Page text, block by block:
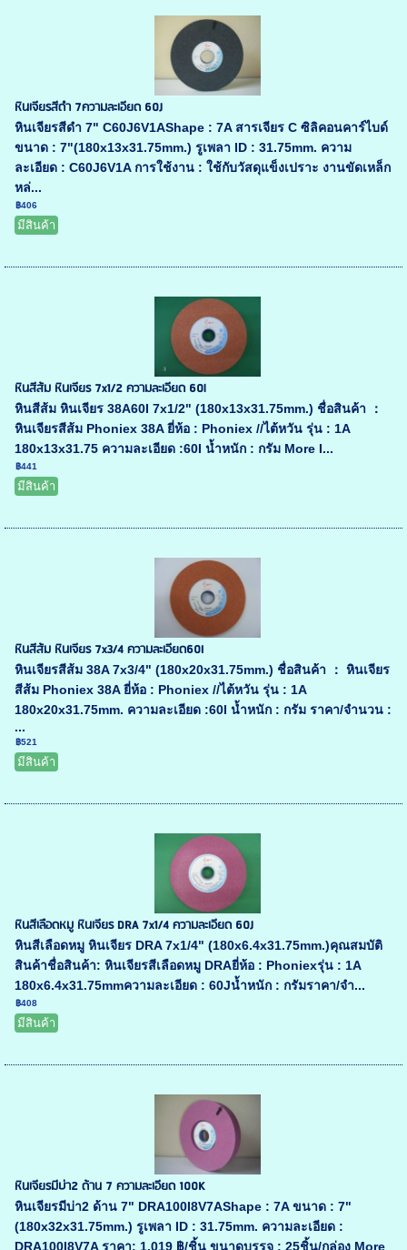
หินเจียรสีดำ 7ความละเอียด 60J
หินเจียรสีดำ 7" C60J6V1AShape : 7A สารเจียร C ซิลิคอนคาร์ไบด์
ขนาด : 7"(180x13x31.75mm.) รูเพลา ID : 31.75mm. ความ
ละเอียด : C60J6V1A การใช้งาน : ใช้กับวัสดุแข็งเปราะ งานขัดเหล็ก
หล่...
฿406
มีสินค้า
หินสีส้ม หินเจียร 7x1/2 ความละเอียด 60l
หินสีส้ม หินเจียร 38A60I 7x1/2" (180x13x31.75mm.) ชื่อสินค้า ：
หินเจียรสีส้ม Phoniex 38A ยี่ห้อ : Phoniex //ไต้หวัน รุ่น : 1A
180x13x31.75 ความละเอียด :60I น้ำหนัก : กรัม More I...
฿441
มีสินค้า
หินสีส้ม หินเจียร 7x3/4 ความละเอียด60I
หินเจียรสีส้ม 38A 7x3/4" (180x20x31.75mm.) ชื่อสินค้า ： หินเจียร
สีส้ม Phoniex 38A ยี่ห้อ : Phoniex //ไต้หวัน รุ่น : 1A
180x20x31.75mm. ความละเอียด :60I น้ำหนัก : กรัม ราคา/จำนวน :
...
฿521
มีสินค้า
หินสีเลือดหมู หินเจียร DRA 7x1/4 ความละเอียด 60J
หินสีเลือดหมู หินเจียร DRA 7x1/4" (180x6.4x31.75mm.)คุณสมบัติ
สินค้าชื่อสินค้า: หินเจียรสีเลือดหมู DRAยี่ห้อ : Phoniexรุ่น : 1A
180x6.4x31.75mmความละเอียด : 60Jน้ำหนัก : กรัมราคา/จำ...
฿408
มีสินค้า
หินเจียรมีบ่า2 ด้าน 7 ความละเอียด 100K
หินเจียรมีบ่า2 ด้าน 7" DRA100I8V7AShape : 7A ขนาด : 7"
(180x32x31.75mm.) รูเพลา ID : 31.75mm. ความละเอียด :
DRA100I8V7A ราคา: 1,019 ฿/ชิ้น ขนาดบรรจุ : 25ชิ้น/กล่อง More